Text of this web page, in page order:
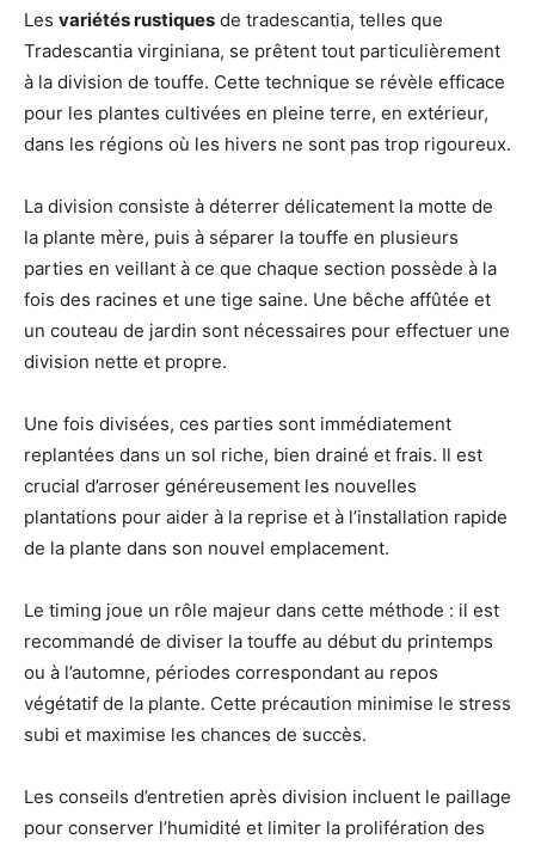
Les variétés rustiques de tradescantia, telles que
Tradescantia virginiana, se prêtent tout particulièrement
à la division de touffe. Cette technique se révèle efficace
pour les plantes cultivées en pleine terre, en extérieur,
dans les régions où les hivers ne sont pas trop rigoureux.
La division consiste à déterrer délicatement la motte de
la plante mère, puis à séparer la touffe en plusieurs
parties en veillant à ce que chaque section possède à la
fois des racines et une tige saine. Une bêche affûtée et
un couteau de jardin sont nécessaires pour effectuer une
division nette et propre.
Une fois divisées, ces parties sont immédiatement
replantées dans un sol riche, bien drainé et frais. Il est
crucial d’arroser généreusement les nouvelles
plantations pour aider à la reprise et à l’installation rapide
de la plante dans son nouvel emplacement.
Le timing joue un rôle majeur dans cette méthode : il est
recommandé de diviser la touffe au début du printemps
ou à l’automne, périodes correspondant au repos
végétatif de la plante. Cette précaution minimise le stress
subi et maximise les chances de succès.
Les conseils d’entretien après division incluent le paillage
pour conserver l’humidité et limiter la prolifération des